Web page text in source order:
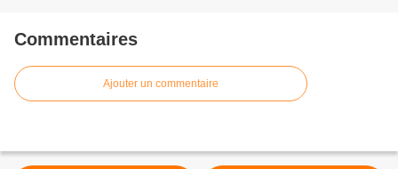
Commentaires
Ajouter un commentaire